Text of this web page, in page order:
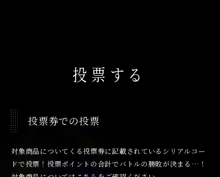
投票する
投票券での投票
対象商品についてくる投票券に記載されているシリアルコー
ドで投票！投票ポイントの合計でバトルの勝敗が決まる…！